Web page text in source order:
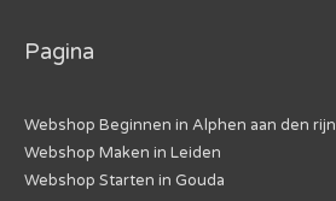
Pagina
Webshop Beginnen in Alphen aan den rijn
Webshop Maken in Leiden
Webshop Starten in Gouda